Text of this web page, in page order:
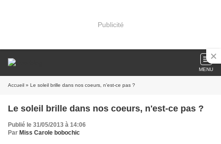
Publicité
MENU
Accueil » Le soleil brille dans nos coeurs, n'est-ce pas ?
Le soleil brille dans nos coeurs, n'est-ce pas ?
Publié le 31/05/2013 à 14:06
Par Miss Carole bobochic